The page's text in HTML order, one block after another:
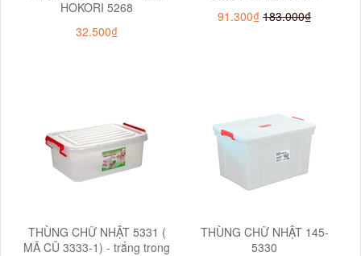
HOKORI 5268
32.500₫
91.300₫ 183.000₫
THÙNG CHỮ NHẬT 5331 (
MÃ CŨ 3333-1) - trắng trong
THÙNG CHỮ NHẬT 145-
5330